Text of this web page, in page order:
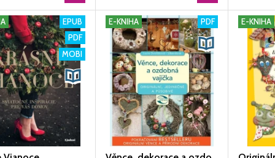
EPUB
PDF
MOBI
E-KNIHA PDF E-KNIHA